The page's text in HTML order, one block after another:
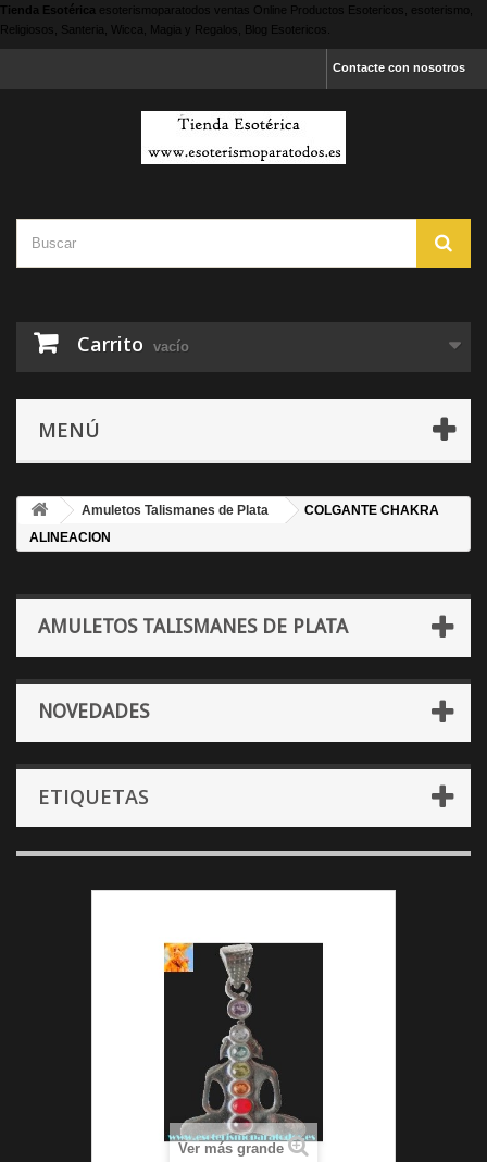
Tienda Esotérica esoterismoparatodos ventas Online Productos Esotericos, esoterismo,
Religiosos, Santeria, Wicca, Magia y Regalos, Blog Esotericos.
Contacte con nosotros
Carrito vacío
MENÚ
Amuletos Talismanes de Plata
COLGANTE CHAKRA
ALINEACION
AMULETOS TALISMANES DE PLATA
NOVEDADES
ETIQUETAS
Ver más grande